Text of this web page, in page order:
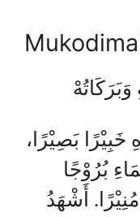
خَبِيْرًا بَصِيْرًا،
بُرُوْجًا
أَشْهَدُ